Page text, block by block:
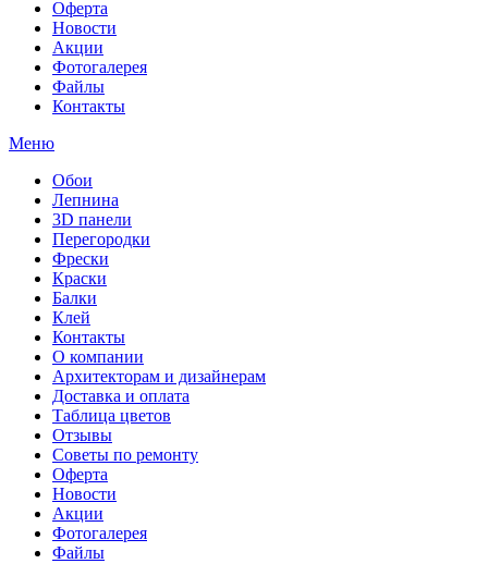
Оферта
Новости
Акции
Фотогалерея
Файлы
Контакты
Меню
Обои
Лепнина
3D панели
Перегородки
Фрески
Краски
Балки
Клей
Контакты
О компании
Архитекторам и дизайнерам
Доставка и оплата
Таблица цветов
Отзывы
Советы по ремонту
Оферта
Новости
Акции
Фотогалерея
Файлы